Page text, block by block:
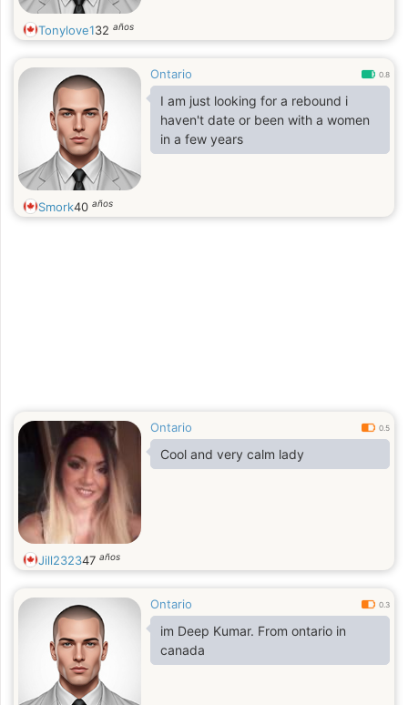
Tonylove132 años
Ontario 0.8
I am just looking for a rebound i
haven't date or been with a women
in a few years
Smork40 años
Ontario 0.5
Cool and very calm lady
Jill232347 años
Ontario 0.3
im Deep Kumar. From ontario in
canada